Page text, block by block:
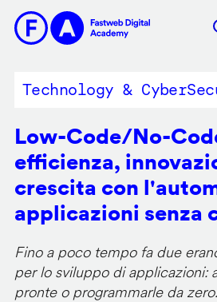
contenuto
Technology &
Low-Code/No-
efficienza,
crescita con
applicazioni senza
Fino a poco tempo fa due
per lo sviluppo di applicazioni:
pronte o programmarle da